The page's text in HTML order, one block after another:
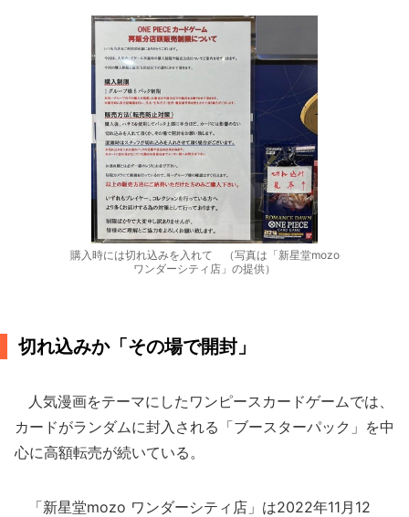
購入時には切れ込みを入れて （写真は「新星堂mozo
ワンダーシティ店」の提供）
切れ込みか「その場で開封」
人気漫画をテーマにしたワンピースカードゲームでは、
カードがランダムに封入される「ブースターパック」を中
心に高額転売が続いている。
「新星堂mozo ワンダーシティ店」は2022年11月12